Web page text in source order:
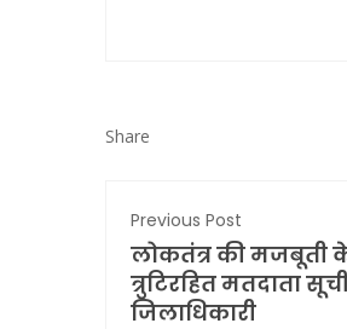
Share
Previous Post
लोकतंत्र की मजबूती
त्रुटिरहित मतदाता
जिलाधिकारी